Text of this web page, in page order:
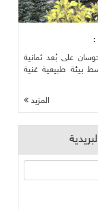
:
على بُعد ثمانية
بيئة طبيعية غنية
المزيد